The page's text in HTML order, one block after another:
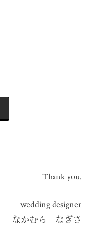
Thank you.
wedding designer
なかむら なぎさ